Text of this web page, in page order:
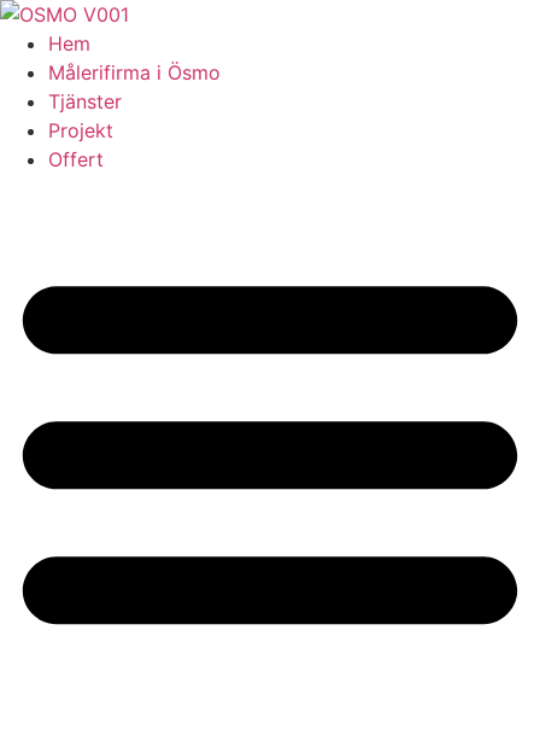
Skip
content
Hem
Målerifirma i Ösmo
Tjänster
Projekt
Offert